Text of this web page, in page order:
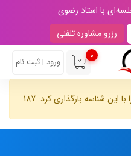
با استاد رضوی
رزرو مشاوره تلفنی
0
ورود | ثبت نام